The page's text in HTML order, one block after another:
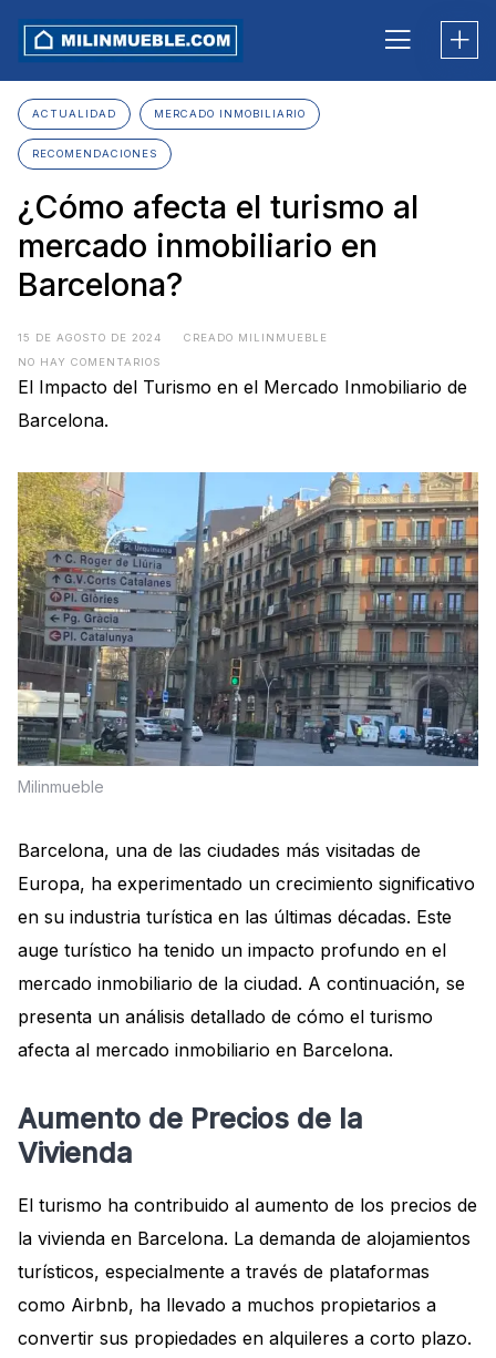
content
ACTUALIDAD MERCADO INMOBILIARIO
RECOMENDACIONES
¿Cómo afecta el turismo al
mercado inmobiliario en
Barcelona?
15 DE AGOSTO DE 2024
CREADO MILINMUEBLE
NO HAY COMENTARIOS
El Impacto del Turismo en el Mercado Inmobiliario de
Barcelona.
Milinmueble
Barcelona, una de las ciudades más visitadas de
Europa, ha experimentado un crecimiento significativo
en su industria turística en las últimas décadas. Este
auge turístico ha tenido un impacto profundo en el
mercado inmobiliario de la ciudad. A continuación, se
presenta un análisis detallado de cómo el turismo
afecta al mercado inmobiliario en Barcelona.
Aumento de Precios de la
Vivienda
El turismo ha contribuido al aumento de los precios de
la vivienda en Barcelona. La demanda de alojamientos
turísticos, especialmente a través de plataformas
como Airbnb, ha llevado a muchos propietarios a
convertir sus propiedades en alquileres a corto plazo.